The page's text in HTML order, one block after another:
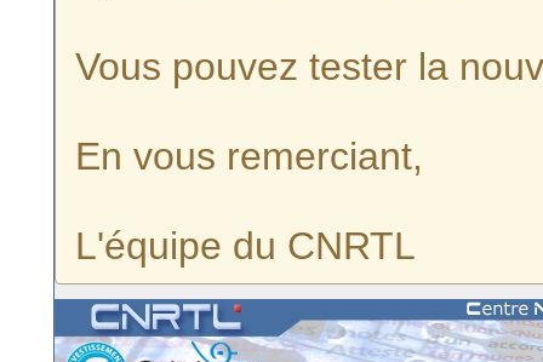
Vous pouvez tester la
En vous remerciant,
L'équipe du CNRTL